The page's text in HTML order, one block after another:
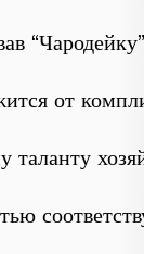
от
таланту